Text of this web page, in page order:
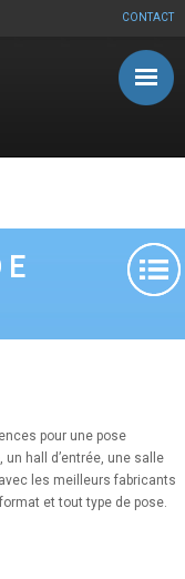
CONTACT
pour une pose
hall d’entrée, une salle
les meilleurs fabricants
et tout type de pose.